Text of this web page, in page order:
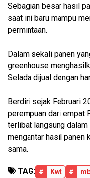
Sebagian besar hasil
saat ini baru mampu
permintaan.
Dalam sekali panen
greenhouse
Selada dijual dengan
Berdiri sejak Februari
perempuan dari empat
terlibat langsung
mengantar hasil panen
sama.
TAG: # Kwt #